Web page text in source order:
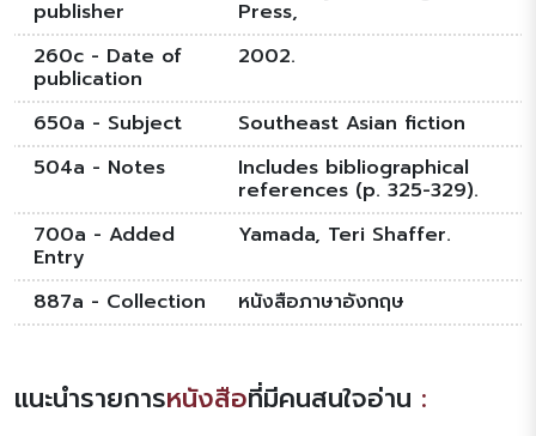
publisher
Press,
260c - Date of
publication
2002.
650a - Subject
Southeast Asian fiction
504a - Notes
Includes bibliographical
references (p. 325-329).
700a - Added
Entry
Yamada, Teri Shaffer.
887a - Collection หนังสือภาษาอังกฤษ
แนะนำรายการหนังสือที่มีคนสนใจอ่าน :